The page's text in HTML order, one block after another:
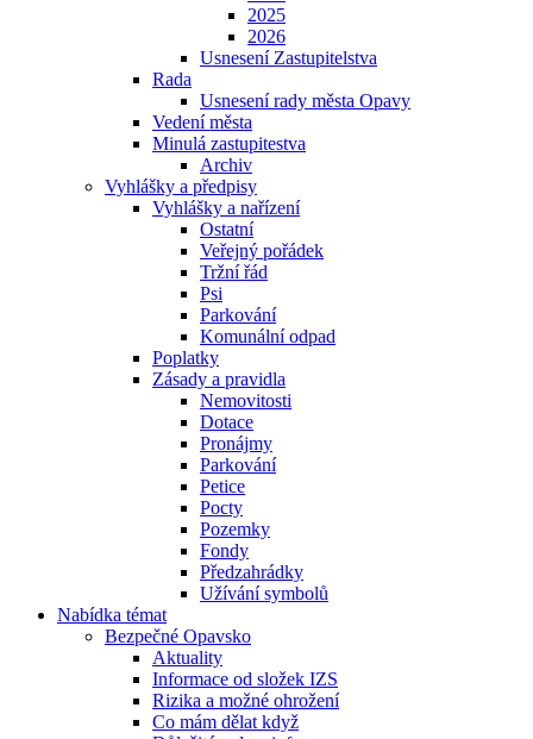
2025
2026
Usnesení Zastupitelstva
Rada
Usnesení rady města Opavy
Vedení města
Minulá zastupitestva
Archiv
Vyhlášky a předpisy
Vyhlášky a nařízení
Ostatní
Veřejný pořádek
Tržní řád
Psi
Parkování
Komunální odpad
Poplatky
Zásady a pravidla
Nemovitosti
Dotace
Pronájmy
Parkování
Petice
Pocty
Pozemky
Fondy
Předzahrádky
Užívání symbolů
Nabídka témat
Bezpečné Opavsko
Aktuality
Informace od složek IZS
Rizika a možné ohrožení
Co mám dělat když